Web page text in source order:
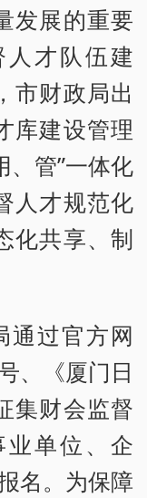
发展的重要
才队伍建
市财政局出
库建设管理
、管”一体化
人才规范化
化共享、制
过官方网
、《厦门日
集财会监督
单位、企
名。为保障